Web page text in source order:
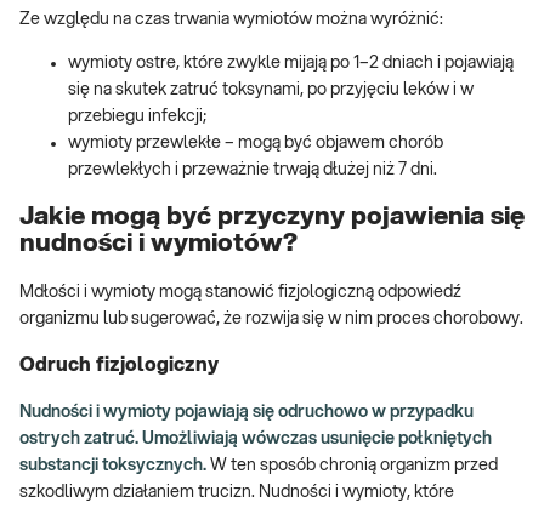
Ze względu na czas trwania wymiotów można wyróżnić:
wymioty ostre, które zwykle mijają po 1–2 dniach i pojawiają
się na skutek zatruć toksynami, po przyjęciu leków i w
przebiegu infekcji;
wymioty przewlekłe – mogą być objawem chorób
przewlekłych i przeważnie trwają dłużej niż 7 dni.
Jakie mogą być przyczyny pojawienia się
nudności i wymiotów?
Mdłości i wymioty mogą stanowić fizjologiczną odpowiedź
organizmu lub sugerować, że rozwija się w nim proces chorobowy.
Odruch fizjologiczny
Nudności i wymioty pojawiają się odruchowo w przypadku
ostrych zatruć. Umożliwiają wówczas usunięcie połkniętych
substancji toksycznych. W ten sposób chronią organizm przed
szkodliwym działaniem trucizn. Nudności i wymioty, które